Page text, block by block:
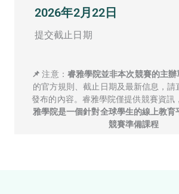
2026年2月22日
提交截止日期
📌注意： 睿雅學院並非本次競賽的主辦
的官方規則、截止日期及最新信息，請
發布的內容。睿雅學院僅提供競賽資訊
雅學院是一個針對全球學生的線上教育
競賽準備課程